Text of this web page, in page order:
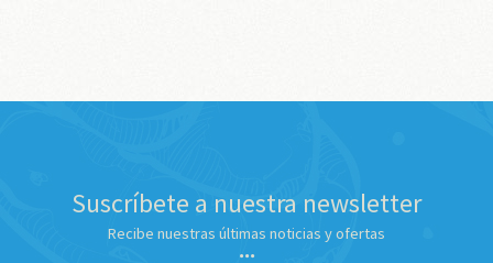
Suscríbete a nuestra newsletter
Recibe nuestras últimas noticias y ofertas